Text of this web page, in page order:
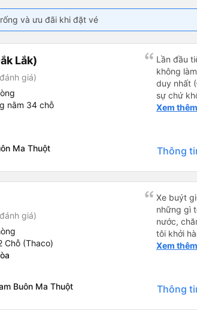
và ưu đãi khi đặt vé
Lắk)
giá)
nằm 34 chỗ
Ma Thuột
Lần đầu
không
duy nhất
sự chứ
rồi. Chú
Xem thêm
Thông
giá)
Chỗ (Thaco)
Buôn Ma Thuột
Xe buýt
những gì
nước,
tôi khởi
xế rất
cảm
qua
phải tìm
Xem thêm
Thông